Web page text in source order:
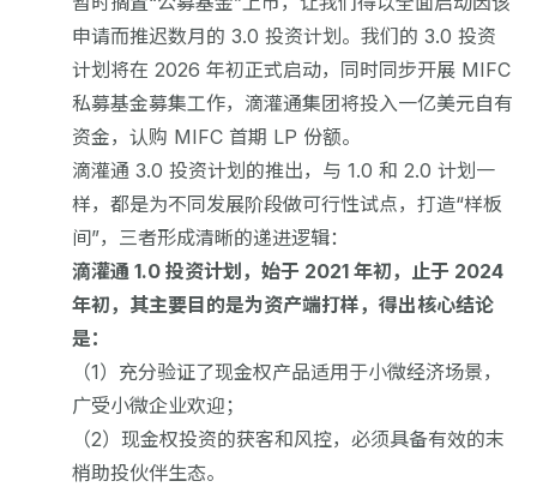
申请而推迟数月的 3.0 投资计划。我们的 3.0 投资
计划将在 2026 年初正式启动，同时同步开展 MIFC
私募基金募集工作，滴灌通集团将投入一亿美元自有
资金，认购 MIFC 首期 LP 份额。
滴灌通 3.0 投资计划的推出，与 1.0 和 2.0 计划一
样，都是为不同发展阶段做可行性试点，打造“样板
间”，三者形成清晰的递进逻辑：
滴灌通 1.0 投资计划，始于 2021 年初，止于 2024
年初，其主要目的是为资产端打样，得出核心结论
是：
（1）充分验证了现金权产品适用于小微经济场景，
广受小微企业欢迎；
（2）现金权投资的获客和风控，必须具备有效的末
梢助投伙伴生态。